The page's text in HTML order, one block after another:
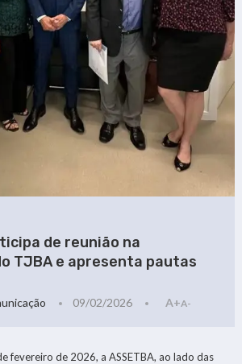
de reunião na
TJBA e apresenta pautas
09/02/2026 A+A-
fevereiro de 2026, a ASSETBA, ao lado das